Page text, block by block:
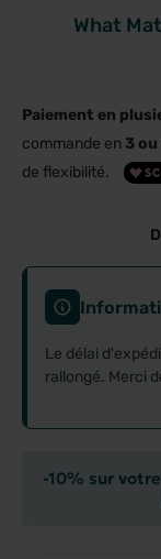
What
Paiement en
commande en 3
de flexibilité.
Le délai
rallongé. Merci
-10% sur